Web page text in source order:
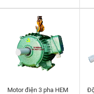
Motor điện 3 pha HEM